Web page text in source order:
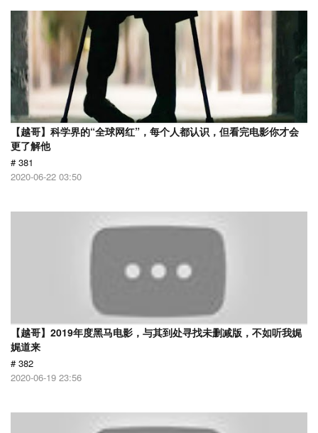
【越哥】科学界的“全球网红”，每个人都认识，但看完电影你才会
更了解他
# 381
2020-06-22 03:50
【越哥】2019年度黑马电影，与其到处寻找未删减版，不如听我娓
娓道来
# 382
2020-06-19 23:56